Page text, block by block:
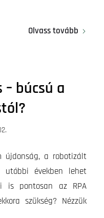
Olvass tovább
– búcsú a
újdonság, a robotizált
utóbbi években lehet
is pontosan az RPA
szükség? Nézzük